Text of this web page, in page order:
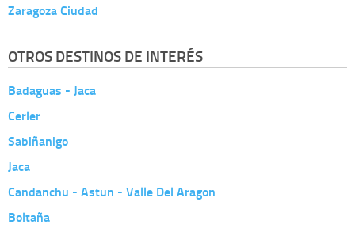
Zaragoza Ciudad
OTROS DESTINOS DE INTERÉS
Badaguas - Jaca
Cerler
Sabiñanigo
Jaca
Candanchu - Astun - Valle Del Aragon
Boltaña